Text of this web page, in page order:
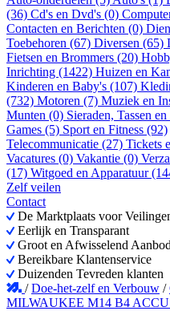
(36) Cd's en Dvd's (0)
Contacten en Berichten (0)
Toebehoren (67) Diversen (65)
Fietsen en Brommers (20)
Inrichting (1422) Huizen en
Kinderen en Baby's (107)
(732) Motoren (7) Muziek en
Munten (0) Sieraden, Tassen
Games (5) Sport en Fitness (92)
Telecommunicatie (27) Tickets
Vacatures (0) Vakantie (0)
(17) Witgoed en Apparatuur
Zelf veilen
Contact
De Marktplaats voor
Eerlijk en Transparant
Groot en Afwisselend Aanbod
Bereikbare Klantenservice
Duizenden Tevreden klanten
/Doe-het-zelf en Verbouw /
MILWAUKEE M14 B4